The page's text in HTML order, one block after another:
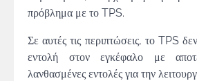
πρόβλημα με το TPS.
Σε αυτές τις περιπτώσεις, το TPS
εντολή στον εγκέφαλο με
λανθασμένες εντολές για την